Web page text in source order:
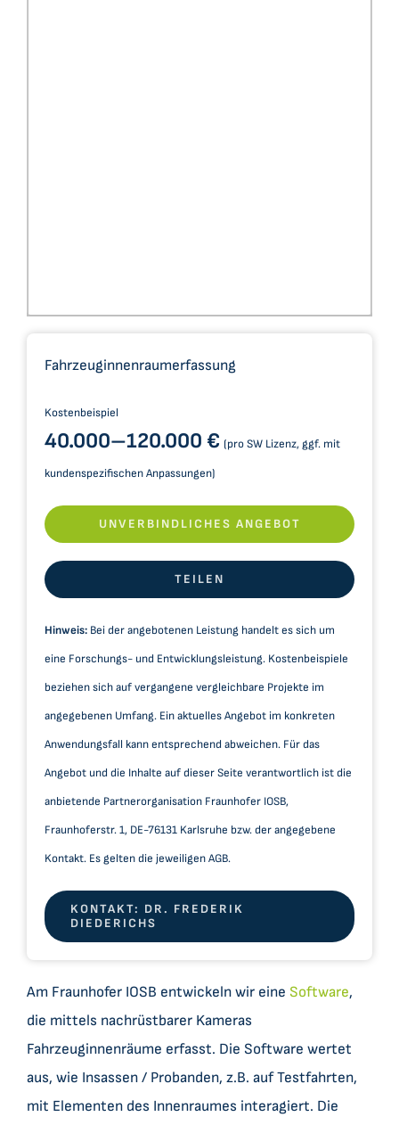
Fahrzeuginnenraumerfassung
Kostenbeispiel
40.000–​120.000 € (pro SW Lizenz, ggf. mit
kundenspezifischen Anpassungen)
UNVERBINDLICHES ANGEBOT
TEILEN
Hinweis: Bei der angebotenen Leistung handelt es sich um
eine Forschungs- und Entwicklungsleistung. Kostenbeispiele
beziehen sich auf vergangene vergleichbare Projekte im
angegebenen Umfang. Ein aktuelles Angebot im konkreten
Anwendungsfall kann entsprechend abweichen. Für das
Angebot und die Inhalte auf dieser Seite verantwortlich ist die
anbietende Partnerorganisation Fraunhofer IOSB,
Fraunhoferstr. 1, DE-76131 Karlsruhe bzw. der angegebene
Kontakt. Es gelten die jeweiligen AGB.
KONTAKT: DR. FREDERIK
DIEDERICHS
Am Fraunhofer IOSB entwickeln wir eine Software,
die mittels nachrüstbarer Kameras
Fahrzeuginnenräume erfasst. Die Software wertet
aus, wie Insassen / Probanden, z.B. auf Testfahrten,
mit Elementen des Innenraumes interagiert. Die